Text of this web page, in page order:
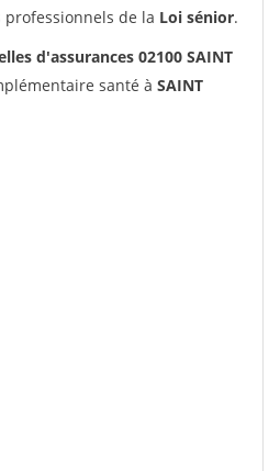
de la Loi sénior.
d'assurances 02100 SAINT
santé à SAINT